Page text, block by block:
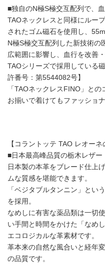
■独自のN極S極交互配列で、
TAOネックレスと同様にルー
されたゴム磁石を使用し、
N極S極交互配列した新技術の
広範囲に影響し、血行を改善
TAOシリーズで採用している
許番号：第5544082号】
「TAOネックレスFINO」と
お揃いで着けてもファッショ
【コラントッテ TAO レオーネ
■日本最高峰品質の栃木レザー
日本製の本革をブレード仕上
ムな質感を堪能できます。
「ベジタブルタンニン」とい
を採用。
なめしに有害な薬品類は一切
い手間と時間をかけた「なめし
エコロジカルな革素材です。
革本来の自然な風合いと経年
の品質です。